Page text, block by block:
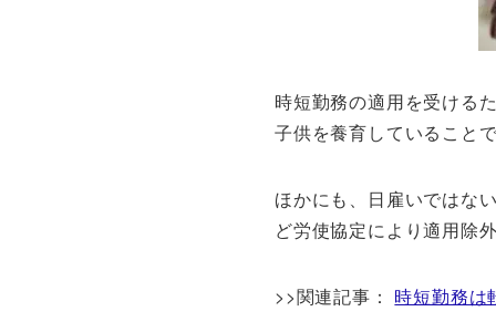
時短勤務の適用を受ける
子供を養育していること
ほかにも、日雇いではな
ど労使協定により適用除
>>関連記事： 時短勤務は